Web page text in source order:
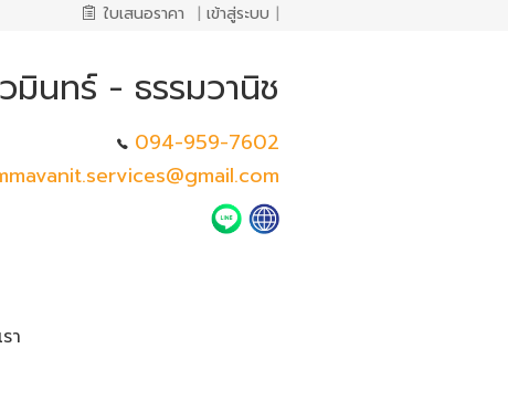
ใบเสนอราคา | เข้าสู่ระบบ |
นทร์ - ธรรมวานิช
094-959-7602
า